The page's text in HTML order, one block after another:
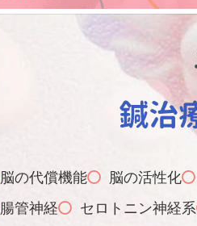
脳の代償機能 脳の活性化
腸管神経 セロトニン神経系